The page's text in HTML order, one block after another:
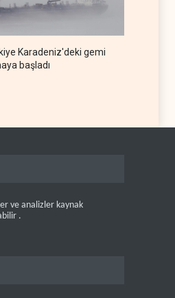
Karadeniz'deki gemi
başladı
ve analizler kaynak
.